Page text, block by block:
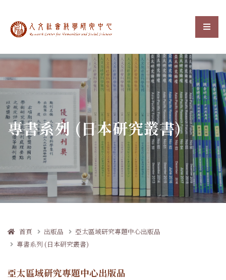
中央研究院人文社會科選
:::
專書系列 (日本研究叢書)
首頁 出版品
亞太區域研究專題中心出版品
專書系列 (日本研究叢書)
亞太區域研究專題中心出版品